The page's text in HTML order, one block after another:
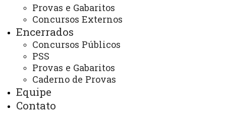
Provas e Gabaritos
Concursos Externos
Encerrados
Concursos Públicos
PSS
Provas e Gabaritos
Caderno de Provas
Equipe
Contato
DOCENTE - PSS
Você está aqui:
2021
2º PSS 2021 - Docentes